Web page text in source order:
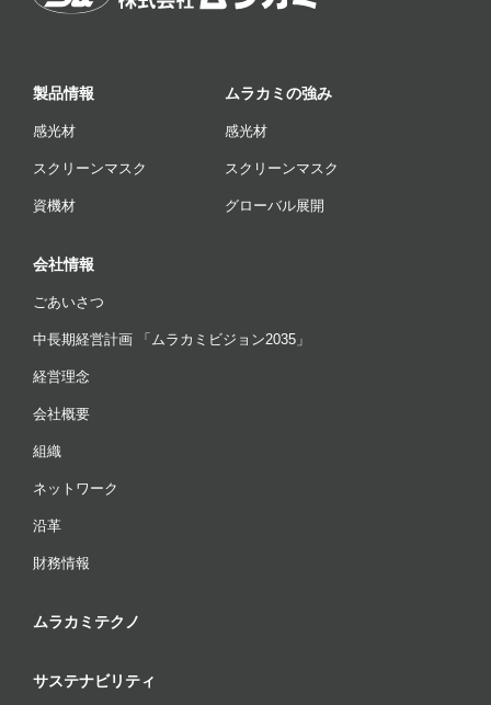
製品情報
感光材
スクリーンマスク
資機材
ムラカミの強み
感光材
スクリーンマスク
グローバル展開
会社情報
ごあいさつ
中長期経営計画 「ムラカミビジョン2035」
経営理念
会社概要
組織
ネットワーク
沿革
財務情報
ムラカミテクノ
サステナビリティ